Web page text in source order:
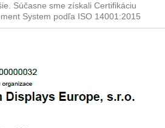
Súčasne sme získali Certifikáciu
System podľa ISO 14001:2015